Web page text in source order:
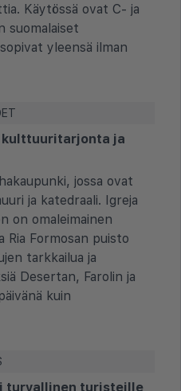
Käytössä ovat C- ja
suomalaiset
yleensä ilman
kulttuuritarjonta ja
jossa ovat
ja katedraali. Igreja
on omaleimainen
Ria Formosan puisto
tarkkailua ja
Desertan, Farolin ja
kuin
turvallinen turisteille